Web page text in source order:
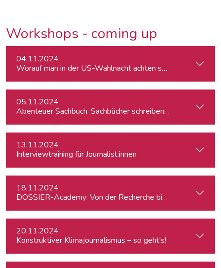
Workshops - coming up
04.11.2024
Worauf man in der US-Wahlnacht achten sollte
05.11.2024
Abenteuer Sachbuch. Sachbücher schreiben für
13.11.2024
Interviewtraining für Journalist:innen
18.11.2024
DOSSIER-Academy: Von der Recherche bis zur
20.11.2024
Konstruktiver Klimajournalismus – so geht's!